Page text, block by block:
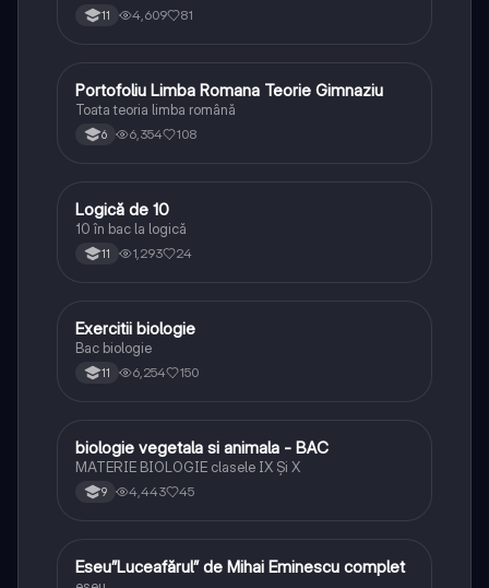
11 4,609 81
Limba și literatura română
Portofoliu Limba Romana Teorie Gimnaziu
Toata teoria limba română
6 6,354 108
Logică
Logică de 10
10 în bac la logică
11 1,293 24
EBiologie
Exercitii biologie
Bac biologie
11 6,254 150
BBiologie
biologie vegetala si animala - BAC
MATERIE BIOLOGIE clasele IX Şi X
9 4,443 45
Limba și literatura română
Eseu”Luceafărul” de Mihai Eminescu complet